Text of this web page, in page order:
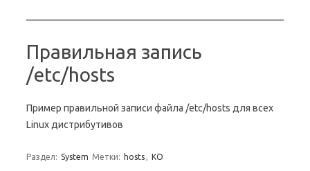
Правильная запись
/etc/hosts
Пример правильной записи файла /etc/hosts для всех
Linux дистрибутивов
Раздел: System Метки: hosts KO